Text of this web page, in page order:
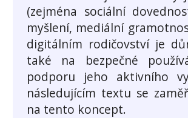
(zejména sociální
myšlení, mediální
digitálním rodičovství je
také na bezpečné
podporu jeho aktivního
následujícím textu se
na tento koncept.